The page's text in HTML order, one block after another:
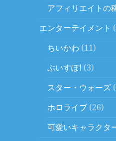
アフィリエイトの
エンターテイメント
ちいかわ (11)
ぶいすぽ! (3)
スター・ウォーズ
ホロライブ (26)
可愛いキャラクタ